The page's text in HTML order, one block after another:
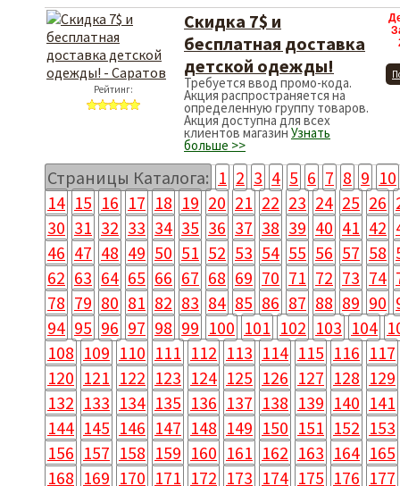
Рейтинг:
Скидка 7$ и
бесплатная доставка
детской одежды!
Требуется ввод промо-кода.
Акция распространяется на
определенную группу товаров.
Акция доступна для всех
клиентов магазин Узнать
больше >>
Страницы Каталога: 1 2 3 4 5 6 7 8 9 10
14 15 16 17 18 19 20 21 22 23 24 25 26
30 31 32 33 34 35 36 37 38 39 40 41 42
46 47 48 49 50 51 52 53 54 55 56 57 58
62 63 64 65 66 67 68 69 70 71 72 73 74
78 79 80 81 82 83 84 85 86 87 88 89 90
94 95 96 97 98 99 100 101 102 103 104
108 109 110 111 112 113 114 115 116 117
120 121 122 123 124 125 126 127 128 129
132 133 134 135 136 137 138 139 140 141
144 145 146 147 148 149 150 151 152 153
156 157 158 159 160 161 162 163 164 165
168 169 170 171 172 173 174 175 176 177